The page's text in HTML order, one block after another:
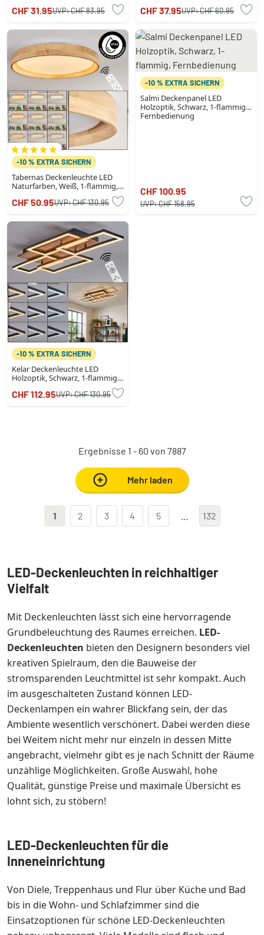
CHF 31.95UVP:CHF 83.95 CHF 37.95UVP:CHF 60.95
-10 % EXTRA SICHERN
Tabernas Deckenleuchte LED
Naturfarben, Weiß, 1-flammig,
CHF 50.95UVP:CHF 130.95
-10 % EXTRA SICHERN
Salmi Deckenpanel LED
Holzoptik, Schwarz, 1-flammig,
Fernbedienung
CHF 100.95
UVP:CHF 158.95
-10 % EXTRA SICHERN
Kelar Deckenleuchte LED
Holzoptik, Schwarz, 1-flammig,
CHF 112.95UVP:CHF 130.95
Ergebnisse 1 - 60 von 7887
Mehr laden
1 2 3 4 5 132
LED-Deckenleuchten in reichhaltiger
Vielfalt
Mit Deckenleuchten lässt sich eine hervorragende
Grundbeleuchtung des Raumes erreichen. LED-
Deckenleuchten bieten den Designern besonders viel
kreativen Spielraum, den die Bauweise der
stromsparenden Leuchtmittel ist sehr kompakt. Auch
im ausgeschalteten Zustand können LED-
Deckenlampen ein wahrer Blickfang sein, der das
Ambiente wesentlich verschönert. Dabei werden diese
bei Weitem nicht mehr nur einzeln in dessen Mitte
angebracht, vielmehr gibt es je nach Schnitt der Räume
unzählige Möglichkeiten. Große Auswahl, hohe
Qualität, günstige Preise und maximale Übersicht es
lohnt sich, zu stöbern!
LED-Deckenleuchten für die
Inneneinrichtung
Von Diele, Treppenhaus und Flur über Küche und Bad
bis in die Wohn- und Schlafzimmer sind die
Einsatzoptionen für schöne LED-Deckenleuchten